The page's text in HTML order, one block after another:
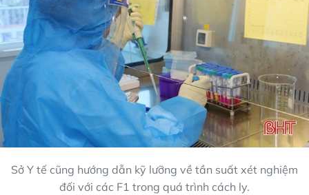
Sở Y tế cũng hướng dẫn kỹ lưỡng về tần suất xét nghiệm
đối với các F1 trong quá trình cách ly.